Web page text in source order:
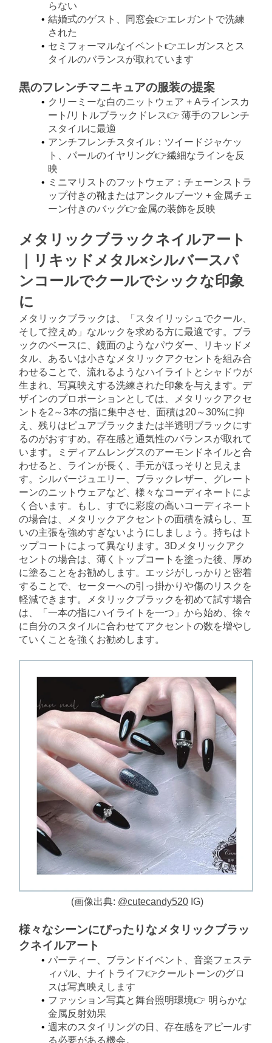
らない
結婚式のゲスト、同窓会👉エレガントで洗練
された
セミフォーマルなイベント👉エレガンスとス
タイルのバランスが取れています
黒のフレンチマニキュアの服装の提案
クリーミーな白のニットウェア + Aラインスカ
ート/リトルブラックドレス👉 薄手のフレンチ
スタイルに最適
アンチフレンチスタイル：ツイードジャケッ
ト、パールのイヤリング👉繊細なラインを反
映
ミニマリストのフットウェア：チェーンストラ
ップ付きの靴またはアンクルブーツ + 金属チェ
ーン付きのバッグ👉金属の装飾を反映
メタリックブラックネイルアート
｜リキッドメタル×シルバースパ
ンコールでクールでシックな印象
に
メタリックブラックは、「スタイリッシュでクール、
そして控えめ」なルックを求める方に最適です。ブラ
ックのベースに、鏡面のようなパウダー、リキッドメ
タル、あるいは小さなメタリックアクセントを組み合
わせることで、流れるようなハイライトとシャドウが
生まれ、写真映えする洗練された印象を与えます。デ
ザインのプロポーションとしては、メタリックアクセ
ントを2～3本の指に集中させ、面積は20～30%に抑
え、残りはピュアブラックまたは半透明ブラックにす
るのがおすすめ。存在感と通気性のバランスが取れて
います。ミディアムレングスのアーモンドネイルと合
わせると、ラインが長く、手元がほっそりと見えま
す。シルバージュエリー、ブラックレザー、グレート
ーンのニットウェアなど、様々なコーディネートによ
く合います。もし、すでに彩度の高いコーディネート
の場合は、メタリックアクセントの面積を減らし、互
いの主張を強めすぎないようにしましょう。持ちはト
ップコートによって異なります。3Dメタリックアク
セントの場合は、薄くトップコートを塗った後、厚め
に塗ることをお勧めします。エッジがしっかりと密着
することで、セーターへの引っ掛かりや傷のリスクを
軽減できます。メタリックブラックを初めて試す場合
は、「一本の指にハイライトを一つ」から始め、徐々
に自分のスタイルに合わせてアクセントの数を増やし
ていくことを強くお勧めします。
(画像出典: @cutecandy520 IG)
様々なシーンにぴったりなメタリックブラッ
クネイルアート
パーティー、ブランドイベント、音楽フェステ
ィバル、ナイトライフ👉クールトーンのグロ
スは写真映えします
ファッション写真と舞台照明環境👉 明らかな
金属反射効果
週末のスタイリングの日、存在感をアピールす
る必要がある機会。